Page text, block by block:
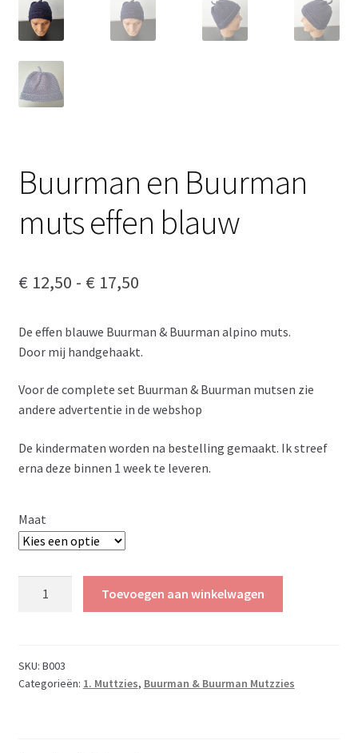
Buurman en Buurman
muts effen blauw
€ 12,50 - € 17,50Prijsklasse:
tot
De effen blauwe Buurman & Buurman alpino muts.
Door mij handgehaakt.
Voor de complete set Buurman & Buurman mutsen zie
andere advertentie in de webshop
De kindermaten worden na bestelling gemaakt. Ik streef
erna deze binnen 1 week te leveren.
Maat
effen
blauw
Toevoegen aan winkelwagen
SKU: B003
Categorieën: 1. Muttzies, Buurman & Buurman Mutzzies